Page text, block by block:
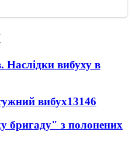
Наслідки вибуху в
вибух13146
бригаду" з полонених